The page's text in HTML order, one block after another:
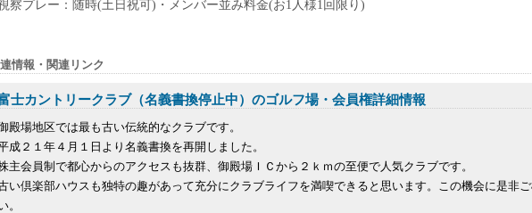
察プレー：随時(土日祝可)・メンバー並み料金(お1人様1回限り)
情報・関連リンク
士カントリークラブ（名義書換停止中）のゴルフ場・会員権詳細情報
殿場地区では最も古い伝統的なクラブです。
成２１年４月１日より名義書換を再開しました。
主会員制で都心からのアクセスも抜群、御殿場ＩＣから２ｋｍの至便で人気クラブです。
い倶楽部ハウスも独特の趣があって充分にクラブライフを満喫できると思います。この機会に是非
。